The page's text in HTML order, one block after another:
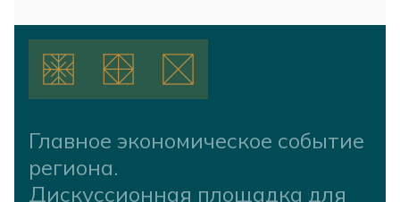
Главное экономическое событие
региона.
Дискуссионная площадка для